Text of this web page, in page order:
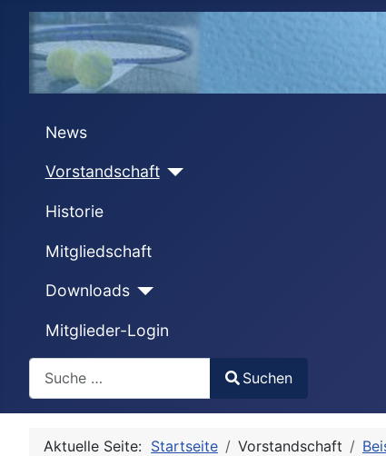
News
Vorstandschaft
Historie
Mitgliedschaft
Downloads
Mitglieder-Login
Search
Suchen
Aktuelle Seite: Startseite Vorstandschaft